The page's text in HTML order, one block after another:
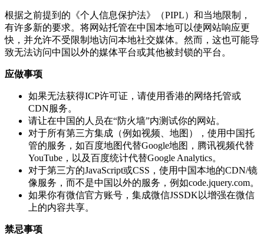
根据之前提到的《个人信息保护法》（PIPL）和当地限制，
有许多新的要求。将网站托管在中国本地可以使网站响应更
快，并允许不受限制地访问本地社交媒体。然而，这也可能导
致无法访问中国以外的媒体平台或其他被封锁的平台。
应做事项
如果无法获得ICP许可证，请使用香港的网络托管或
CDN服务。
请让在中国的人员在“防火墙”内测试你的网站。
对于所有第三方集成（例如视频、地图），使用中国托
管的服务，如百度地图代替Google地图，腾讯视频代替
YouTube，以及百度统计代替Google Analytics。
对于第三方的JavaScript或CSS，使用中国本地的CDN/镜
像服务，而不是中国以外的服务，例如code.jquery.com。
如果你有微信官方账号，集成微信JSSDK以增强在微信
上的内容共享。
禁忌事项